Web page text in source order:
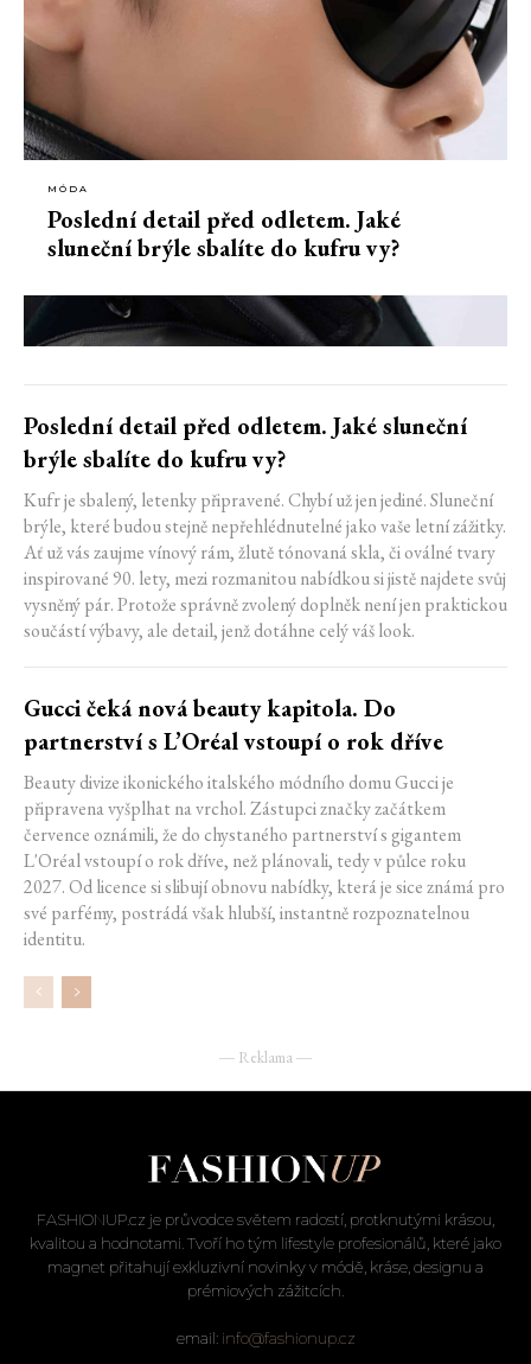
MÓDA
Poslední detail před odletem. Jaké
sluneční brýle sbalíte do kufru vy?
Poslední detail před odletem. Jaké sluneční
brýle sbalíte do kufru vy?
Kufr je sbalený, letenky připravené. Chybí už jen jediné. Sluneční
brýle, které budou stejně nepřehlédnutelné jako vaše letní zážitky.
Ať už vás zaujme vínový rám, žlutě tónovaná skla, či oválné tvary
inspirované 90. lety, mezi rozmanitou nabídkou si jistě najdete svůj
vysněný pár. Protože správně zvolený doplněk není jen praktickou
součástí výbavy, ale detail, jenž dotáhne celý váš look.
Gucci čeká nová beauty kapitola. Do
partnerství s L’Oréal vstoupí o rok dříve
Beauty divize ikonického italského módního domu Gucci je
připravena vyšplhat na vrchol. Zástupci značky začátkem
července oznámili, že do chystaného partnerství s gigantem
L'Oréal vstoupí o rok dříve, než plánovali, tedy v půlce roku
2027. Od licence si slibují obnovu nabídky, která je sice známá pro
své parfémy, postrádá však hlubší, instantně rozpoznatelnou
identitu.
― Reklama ―
FASHIONUP.cz je průvodce světem radostí, protknutými krásou,
kvalitou a hodnotami. Tvoří ho tým lifestyle profesionálů, které jako
magnet přitahují exkluzivní novinky v módě, kráse, designu a
prémiových zážitcích.
email: info@fashionup.cz